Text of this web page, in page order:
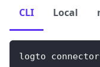
CLI Local
logto